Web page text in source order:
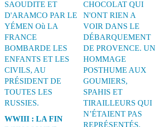
WWIII : LA FIN